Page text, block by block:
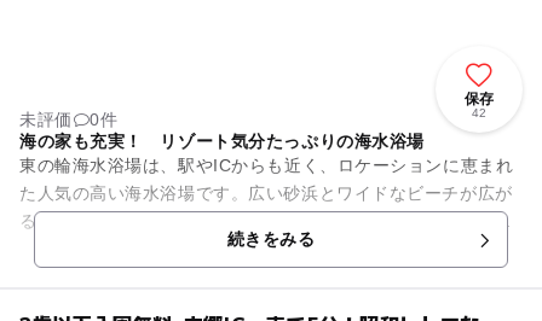
保存
42
未評価
0件
海の家も充実！ リゾート気分たっぷりの海水浴場
東の輪海水浴場は、駅やICからも近く、ロケーションに恵まれ
た人気の高い海水浴場です。広い砂浜とワイドなビーチが広が
る、ゆったりとした海水浴場で、海の家、駐車場も充実してい
て、県内外から多くの人が...続きをみる